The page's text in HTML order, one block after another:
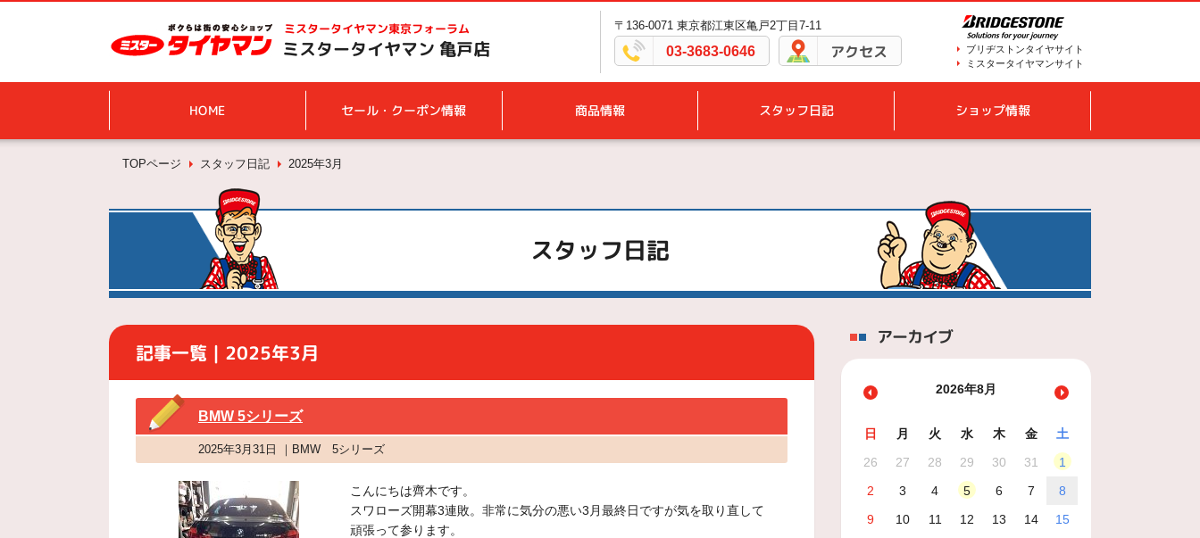
ミスタータイヤマン東京フォーラム
ミスタータイヤマン 亀戸店
〒136-0071 東京都江東区亀戸2丁目7-11
03-3683-0646 アクセス
ブリヂストンタイヤサイト
ミスタータイヤマンサイト
HOME セール・クーポン情報 商品情報 スタッフ日記 ショップ情報
TOPページ スタッフ日記 2025年3月
スタッフ日記
記事一覧｜2025年3月
BMW 5シリーズ
2025年3月31日 ｜BMW 5シリーズ
こんにちは齊木です。
スワローズ開幕3連敗。非常に気分の悪い3月最終日ですが気を取り直して
頑張って参ります。
アーカイブ
2026年8月
日 月 火 水 木 金
土
26
27 28 29 30 31
1
2
3 4 5 6 7
8
9
10 11 12 13 14
15